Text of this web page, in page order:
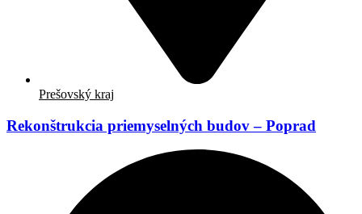
Prešovský kraj
Rekonštrukcia priemyselných budov – Poprad